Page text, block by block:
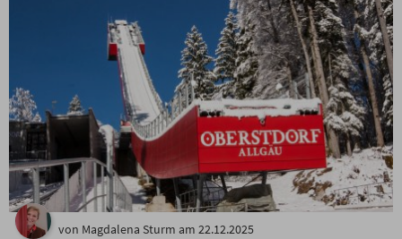
von Magdalena Sturm am 22.12.2025